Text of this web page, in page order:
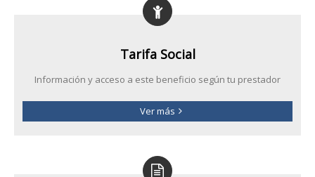
Tarifa Social
Información y acceso a este beneficio según tu prestador
Ver más